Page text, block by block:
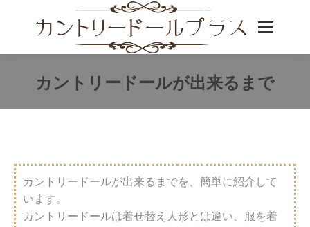
カントリードールが出来るまで
You are here:
カントリードールが出来るまでを、簡単に紹介して
います。
カントリードールは着せ替え人形とは違い、服を着